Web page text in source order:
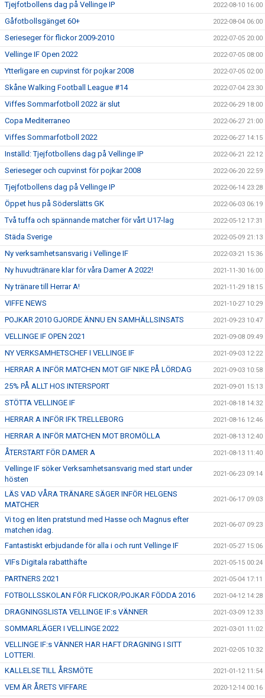
Tjejfotbollens dag på Vellinge IP 2022-08-10 16:00
Gåfotbollsgänget 60+ 2022-08-04 06:00
Serieseger för flickor 2009-2010 2022-07-05 20:00
Vellinge IF Open 2022 2022-07-05 08:00
Ytterligare en cupvinst för pojkar 2008 2022-07-05 02:00
Skåne Walking Football League #14 2022-07-04 23:30
Viffes Sommarfotboll 2022 är slut 2022-06-29 18:00
Copa Mediterraneo 2022-06-27 21:00
Viffes Sommarfotboll 2022 2022-06-27 14:15
Inställd: Tjejfotbollens dag på Vellinge IP 2022-06-21 22:12
Serieseger och cupvinst för pojkar 2008 2022-06-20 22:59
Tjejfotbollens dag på Vellinge IP 2022-06-14 23:28
Öppet hus på Söderslätts GK 2022-06-03 06:19
Två tuffa och spännande matcher för vårt U17-lag 2022-05-12 17:31
Städa Sverige 2022-05-09 21:13
Ny verksamhetsansvarig i Vellinge IF 2022-03-21 15:36
Ny huvudtränare klar för våra Damer A 2022! 2021-11-30 16:00
Ny tränare till Herrar A! 2021-11-29 18:15
VIFFE NEWS 2021-10-27 10:29
POJKAR 2010 GJORDE ÄNNU EN SAMHÄLLSINSATS 2021-09-23 10:47
VELLINGE IF OPEN 2021 2021-09-08 09:49
NY VERKSAMHETSCHEF I VELLINGE IF 2021-09-03 12:22
HERRAR A INFÖR MATCHEN MOT GIF NIKE PÅ LÖRDAG 2021-09-03 10:58
25% PÅ ALLT HOS INTERSPORT 2021-09-01 15:13
STÖTTA VELLINGE IF 2021-08-18 14:32
HERRAR A INFÖR IFK TRELLEBORG 2021-08-16 12:46
HERRAR A INFÖR MATCHEN MOT BROMÖLLA 2021-08-13 12:40
ÅTERSTART FÖR DAMER A 2021-08-13 11:40
Vellinge IF söker Verksamhetsansvarig med start under
hösten
2021-06-23 09:14
LÄS VAD VÅRA TRÄNARE SÄGER INFÖR HELGENS
MATCHER
2021-06-17 09:03
Vi tog en liten pratstund med Hasse och Magnus efter
matchen idag.
2021-06-07 09:23
Fantastiskt erbjudande för alla i och runt Vellinge IF 2021-05-27 15:06
VIFs Digitala rabatthäfte 2021-05-15 00:24
PARTNERS 2021 2021-05-04 17:11
FOTBOLLSSKOLAN FÖR FLICKOR/POJKAR FÖDDA 2016 2021-04-12 14:28
DRAGNINGSLISTA VELLINGE IF:s VÄNNER 2021-03-09 12:33
SOMMARLÄGER I VELLINGE 2022 2021-03-01 11:02
VELLINGE IF:s VÄNNER HAR HAFT DRAGNING I SITT
LOTTERI.
2021-02-05 10:32
KALLELSE TILL ÅRSMÖTE 2021-01-12 11:54
VEM ÄR ÅRETS VIFFARE 2020-12-14 00:16